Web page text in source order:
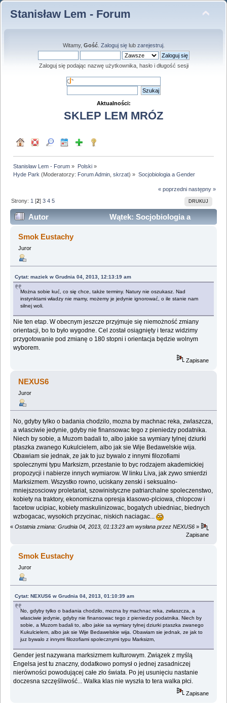
Stanisław Lem - Forum
Witamy, Gość. Zaloguj sięlub zarejestruj.
Zaloguj się podając nazwę użytkownika, hasło i długość sesji
Aktualności:
SKLEP LEM MRÓZ
Stanisław Lem - Forum » Polski»
Hyde Park (Moderatorzy: Forum Admin ,skrzat) » Socjobiologia a Gender
« poprzedni następny »
DRUKUJ
Strony: 1 [2]3 4 5
Autor
Wątek: Socjobiologia a
Gender (Przeczytany 151153 razy)
Smok Eustachy
Juror
Cytat: maziek w Grudnia 04, 2013, 12:13:19 am
Można sobie kuć, co się chce, także terminy. Natury nie oszukasz. Nad
instynktami władzy nie mamy, możemy je jedynie ignorować, o ile stanie nam
silnej woli.
Nie ten etap. W obecnym jeszcze przyjmuje się niemożność zmiany
orientacji, bo to było wygodne. Cel został osiągnięty i teraz widzimy
przygotowanie pod zmianę o 180 stopni i orientacja będzie wolnym
wyborem.
Zapisane
NEXUS6
Juror
No, gdyby tylko o badania chodzilo, mozna by machnac reka, zwlaszcza,
a wlasciwie jedynie, gdyby nie finansowac tego z pieniedzy podatnika.
Niech by sobie, a Muzom badali to, albo jakie sa wymiary tylnej dziurki
ptaszka zwanego Kukulcielem, albo jak sie Wije Bedawelskie wija.
Obawiam sie jednak, ze jak to juz bywalo z innymi filozofiami
spolecznymi typu Marksizm, przestanie to byc rodzajem akademickiej
propozycji i nabierze innych wymiarow. W linku Liva, jak zywo smierdzi
Marksizmem. Wszystko rowno, uciskany zenski i seksualno-
mniejszosciowy proletariat, szowinistyczne patriarchalne spoleczenstwo,
kobiety na traktory, ekonomiczna opresja klasowo-plciowa, chlopcow i
facetow ucipiac, kobiety maskulinizowac, bogatych ubiedniac, biednych
wzbogacac, wysokich przycinac, niskich naciagac...
« Ostatnia zmiana: Grudnia 04, 2013, 01:13:23 am wysłana przez NEXUS6 »
Zapisane
Smok Eustachy
Juror
Cytat: NEXUS6 w Grudnia 04, 2013, 01:10:39 am
No, gdyby tylko o badania chodzilo, mozna by machnac reka, zwlaszcza, a
wlasciwie jedynie, gdyby nie finansowac tego z pieniedzy podatnika. Niech by
sobie, a Muzom badali to, albo jakie sa wymiary tylnej dziurki ptaszka zwanego
Kukulcielem, albo jak sie Wije Bedawelskie wija. Obawiam sie jednak, ze jak to
juz bywalo z innymi filozofiami spolecznymi typu Marksizm,
Gender jest nazywana marksizmem kulturowym. Związek z myślą
Engelsa jest tu znaczny, dodatkowo pomysł o jednej zasadniczej
nierówności powodującej całe zło świata. Po jej usunięciu nastanie
doczesna szczęśliwość... Walka klas nie wyszła to tera walka płci.
Zapisane